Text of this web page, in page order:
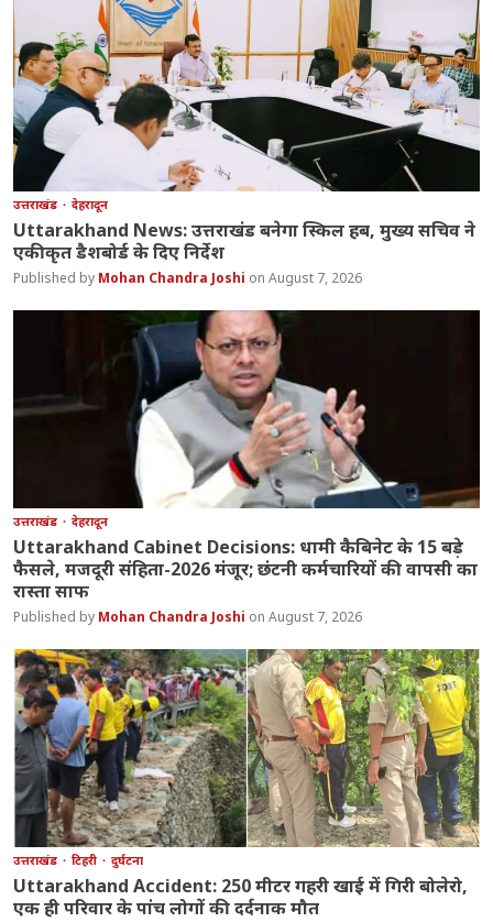
उत्तराखंड देहरादून
Uttarakhand News: उत्तराखंड बनेगा स्किल हब, मुख्य सचिव ने
एकीकृत डैशबोर्ड के दिए निर्देश
Mohan Chandra Joshi August 7, 2026
उत्तराखंड देहरादून
Uttarakhand Cabinet Decisions: धामी कैबिनेट के 15 बड़े
फैसले, मजदूरी संहिता-2026 मंजूर; छंटनी कर्मचारियों की वापसी का
रास्ता साफ
Mohan Chandra Joshi August 7, 2026
उत्तराखंड टिहरी दुर्घटना
Uttarakhand Accident: 250 मीटर गहरी खाई में गिरी बोलेरो,
एक ही परिवार के पांच लोगों की दर्दनाक मौत